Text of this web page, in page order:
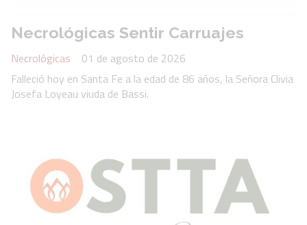
Necrológicas Sentir Carruajes
Necrológicas
01 de agosto de 2026
Falleció hoy en Santa Fe a la edad de 86 años, la Señora Clivia
Josefa Loyeau viuda de Bassi.